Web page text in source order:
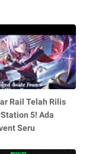
Rail Telah Rilis
5! Ada
Seru